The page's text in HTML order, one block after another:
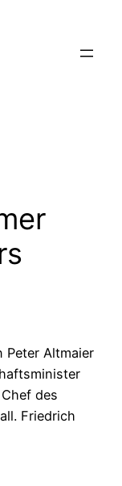
Peter Altmaier
des
Friedrich